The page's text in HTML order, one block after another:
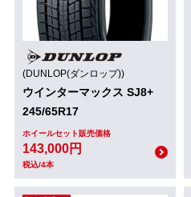
(DUNLOP(ダンロップ))
ウインターマックス SJ8+
245/65R17
ホイールセット販売価格
143,000円
税込/4本